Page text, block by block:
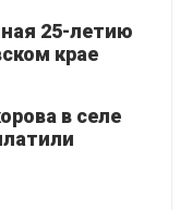
25-летию
крае
в селе